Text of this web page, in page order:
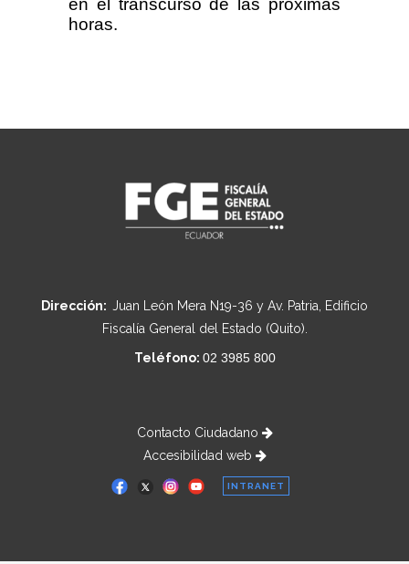
en el transcurso de las próximas
horas.
Dirección: Juan León Mera N19-36 y Av. Patria, Edificio
Fiscalía General del Estado (Quito).
Teléfono: 02 3985 800
Contacto Ciudadano
Accesibilidad web
INTRANET